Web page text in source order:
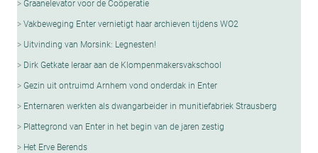
Graanelevator voor de Coöperatie
Vakbeweging Enter vernietigt haar archieven tijdens WO2
Uitvinding van Morsink: Legnesten!
Dirk Getkate leraar aan de Klompenmakersvakschool
Gezin uit ontruimd Arnhem vond onderdak in Enter
Enternaren werkten als dwangarbeider in munitiefabriek Strausberg
Plattegrond van Enter in het begin van de jaren zestig
Het Erve Berends